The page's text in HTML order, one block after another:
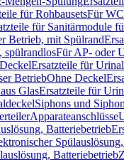
für RohbausetsFür
für Sanitärmodule
Betrieb, mit Spülrand
spülrandlosFür AP- oder
Ersatzteile für
BetriebOhne Deckel
GlasErsatzteile für
Siphons und
Apparateanschlüsse
Batteriebetrieb
Batteriebetrieb